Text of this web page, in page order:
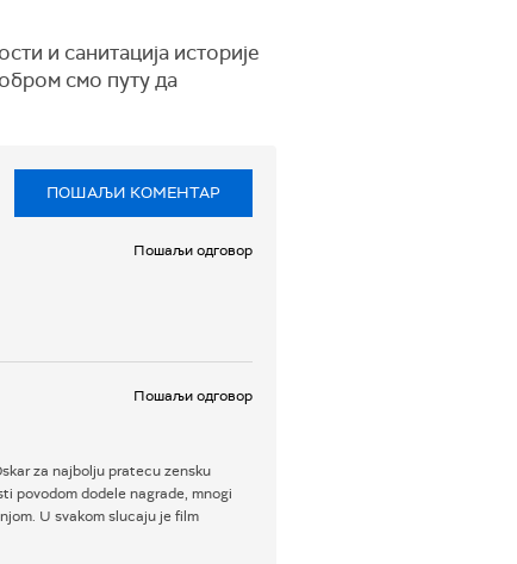
и санитација историје
смо путу да
ПОШАЉИ КОМЕНТАР
Пошаљи одговор
Пошаљи одговор
za najbolju pratecu zensku
povodom dodele nagrade, mnogi
U svakom slucaju je film